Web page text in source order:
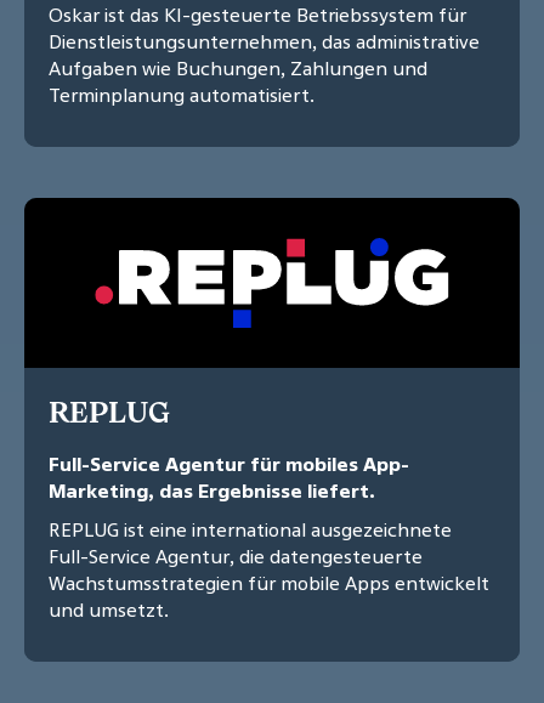
Oskar ist das KI-gesteuerte Betriebssystem für
Dienstleistungsunternehmen, das administrative
Aufgaben wie Buchungen, Zahlungen und
Terminplanung automatisiert.
REPLUG
Full-Service Agentur für mobiles App-
Marketing, das Ergebnisse liefert.
REPLUG ist eine international ausgezeichnete
Full-Service Agentur, die datengesteuerte
Wachstumsstrategien für mobile Apps entwickelt
und umsetzt.